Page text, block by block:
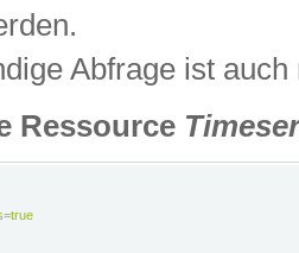
Abfrage ist auch
Ressource